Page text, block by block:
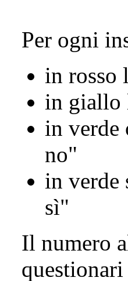
Per ogni
in rosso
in giallo
in verde
no"
in verde
sì"
Il numero